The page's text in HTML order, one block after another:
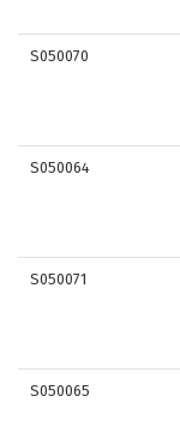
S050070
S050064
S050071
S050065